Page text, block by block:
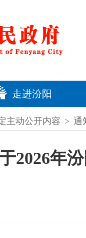
走进汾阳
主动公开内容 > 通
2026年